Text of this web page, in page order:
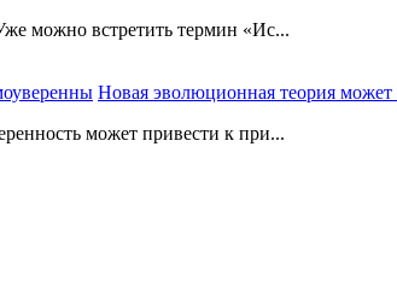
можно встретить термин «Ис...
Новая эволюционная теория
может привести к при...